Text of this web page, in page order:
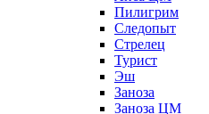
Пилигрим
Следопыт
Стрелец
Турист
Эш
Заноза
Заноза ЦМ